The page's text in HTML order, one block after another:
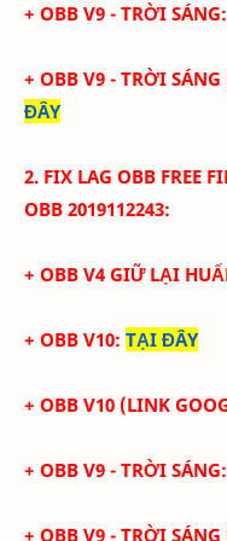
+ OBB V9 - TRỜI SÁNG:
+ OBB V9 - TRỜI
ĐÂY
2. FIX LAG OBB FREE
OBB 2019112243:
+ OBB V4 GIỮ LẠI
+ OBB V10: TẠI ĐÂY
+ OBB V10 (LINK
+ OBB V9 - TRỜI SÁNG:
+ OBB V9 - TRỜI